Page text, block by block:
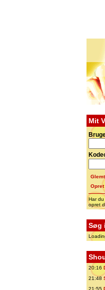
Mit
Har
opret
Søg
20:16
21:48
21:55